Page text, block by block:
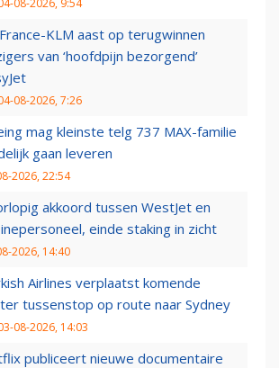
KLM aast op terugwinnen
van ‘hoofdpijn bezorgend’
08-2026, 7:26
mag kleinste telg 737 MAX-familie
gaan leveren
2026, 22:54
akkoord tussen WestJet en
einde staking in zicht
2026, 14:40
Airlines verplaatst komende
tussenstop op route naar Sydney
08-2026, 14:03
publiceert nieuwe documentaire